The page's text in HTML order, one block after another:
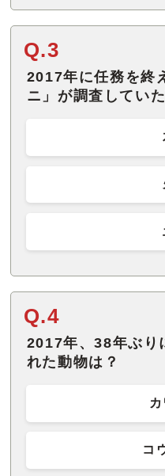
Q.3
2017年に任務を終
ニ」が調査してい
Q.4
2017年、38年ぶり
れた動物は？
コ